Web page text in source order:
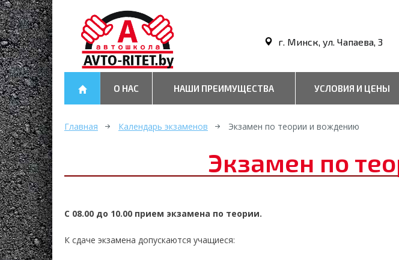
г. Минск, ул. Чапаева, 3
О НАС НАШИ ПРЕИМУЩЕСТВА УСЛОВИЯ И ЦЕНЫ
Главная Календарь экзаменов Экзамен по теории и вождению
Экзамен по
С 08.00 до 10.00 прием экзамена по теории.
К сдаче экзамена допускаются учащиеся: